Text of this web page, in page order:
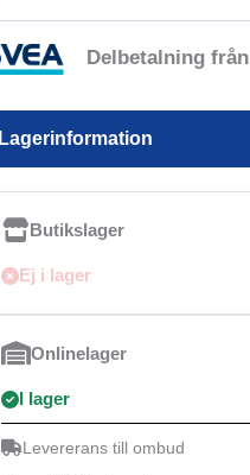
Delbetalning från
Lagerinformation
Butikslager
Ej i lager
Onlinelager
I lager
Levererans till ombud